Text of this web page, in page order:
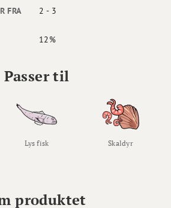
FRA
2 - 3
12%
Passer til
Lys fisk Skaldyr
produktet